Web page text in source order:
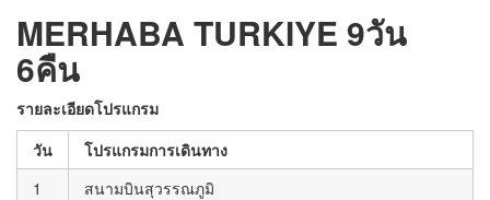
MERHABA TURKIYE 9วัน
6คืน
รายละเอียดโปรแกรม
วัน
โปรแกรมการเดินทาง
1
สนามบินสุวรรณภูมิ